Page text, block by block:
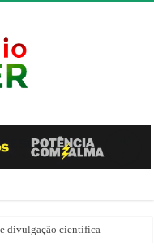
divulgação científica
km, paga aluguel adiantado e